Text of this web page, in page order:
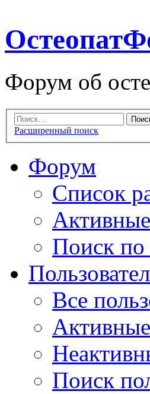
Форум об
Расширенный поиск
Форум
Список
Поиск
Все
Активные
Поиск